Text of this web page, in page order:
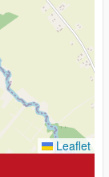
Leaflet